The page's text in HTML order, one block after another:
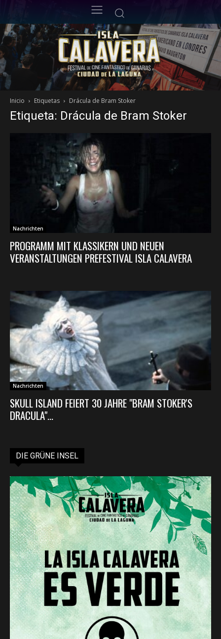
Inicio Etiquetas Drácula de Bram Stoker
Etiqueta: Drácula de Bram Stoker
Nachrichten
PROGRAMM MIT KLASSIKERN UND NEUEN
VERANSTALTUNGEN PREFESTIVAL ISLA CALAVERA
Nachrichten
SKULL ISLAND FEIERT 30 JAHRE "BRAM STOKER'S
DRACULA"...
DIE GRÜNE INSEL